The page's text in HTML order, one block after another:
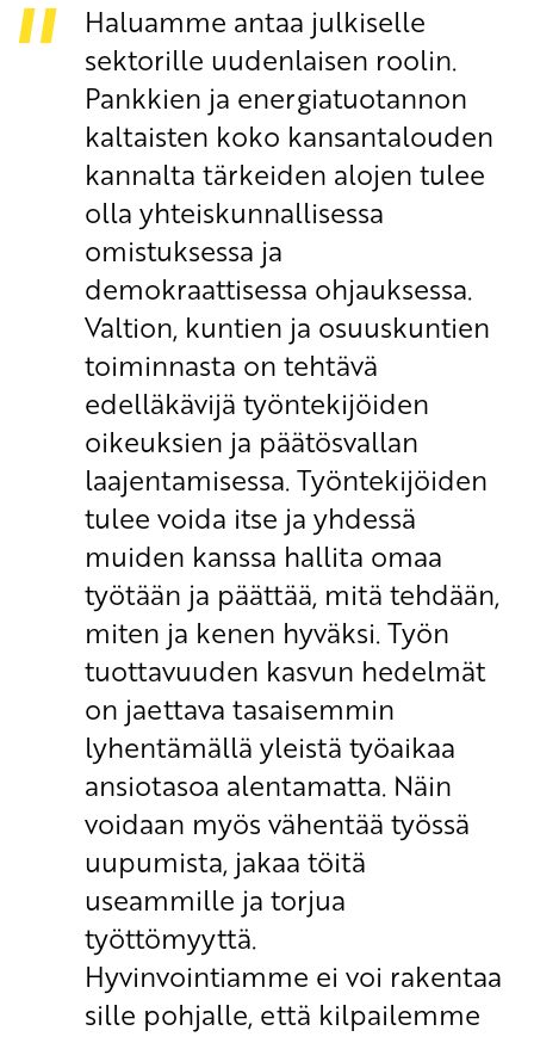
Haluamme antaa julkiselle
sektorille uudenlaisen roolin.
Pankkien ja energiatuotannon
kaltaisten koko kansantalouden
kannalta tärkeiden alojen tulee
olla yhteiskunnallisessa
omistuksessa ja
demokraattisessa ohjauksessa.
Valtion, kuntien ja osuuskuntien
toiminnasta on tehtävä
edelläkävijä työntekijöiden
oikeuksien ja päätösvallan
laajentamisessa. Työntekijöiden
tulee voida itse ja yhdessä
muiden kanssa hallita omaa
työtään ja päättää, mitä tehdään,
miten ja kenen hyväksi. Työn
tuottavuuden kasvun hedelmät
on jaettava tasaisemmin
lyhentämällä yleistä työaikaa
ansiotasoa alentamatta. Näin
voidaan myös vähentää työssä
uupumista, jakaa töitä
useammille ja torjua
työttömyyttä.
Hyvinvointiamme ei voi rakentaa
sille pohjalle, että kilpailemme